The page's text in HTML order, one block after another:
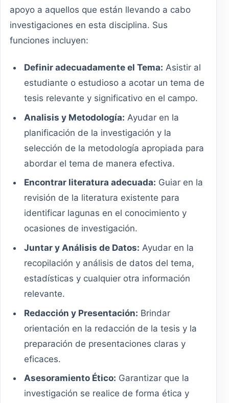
apoyo a aquellos que están llevando a cabo
investigaciones en esta disciplina. Sus
funciones incluyen:
Definir adecuadamente el Tema: Asistir al
estudiante o estudioso a acotar un tema de
tesis relevante y significativo en el campo.
Analisis y Metodología: Ayudar en la
planificación de la investigación y la
selección de la metodología apropiada para
abordar el tema de manera efectiva.
Encontrar literatura adecuada: Guiar en la
revisión de la literatura existente para
identificar lagunas en el conocimiento y
ocasiones de investigación.
Juntar y Análisis de Datos: Ayudar en la
recopilación y análisis de datos del tema,
estadísticas y cualquier otra información
relevante.
Redacción y Presentación: Brindar
orientación en la redacción de la tesis y la
preparación de presentaciones claras y
eficaces.
Asesoramiento Ético: Garantizar que la
investigación se realice de forma ética y